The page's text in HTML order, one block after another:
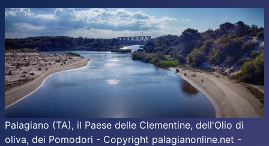
Palagiano (TA), il Paese delle Clementine, dell'Olio di
oliva, dei Pomodori - Copyright palagianonline.net -